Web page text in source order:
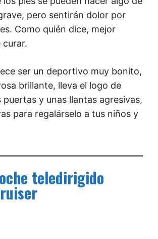
pero sentirán dolor por
Como quién dice, mejor
curar.
ser un deportivo muy bonito,
brillante, lleva el logo de
puertas y unas llantas agresivas,
para regalárselo a tus niños y
teledirigido